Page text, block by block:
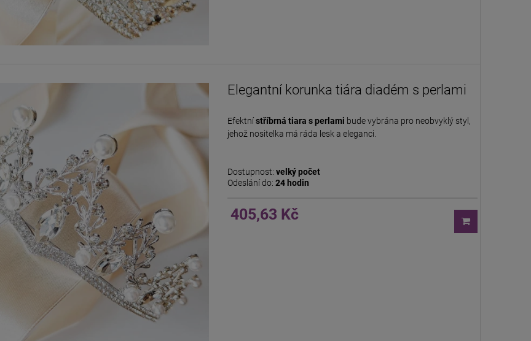
Elegantní korunka tiára diadém s perlami
Efektnístříbrná tiara s perlami bude vybrána pro neobvyklý styl,
jehož nositelka má ráda lesk a eleganci.
Dostupnost: velký počet
Odeslání do: 24 hodin
405,63 Kč